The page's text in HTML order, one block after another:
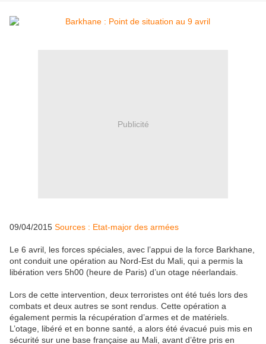
Publicité
09/04/2015 Sources : Etat-major des armées
Le 6 avril, les forces spéciales, avec l’appui de la force Barkhane,
ont conduit une opération au Nord-Est du Mali, qui a permis la
libération vers 5h00 (heure de Paris) d’un otage néerlandais.
Lors de cette intervention, deux terroristes ont été tués lors des
combats et deux autres se sont rendus. Cette opération a
également permis la récupération d’armes et de matériels.
L’otage, libéré et en bonne santé, a alors été évacué puis mis en
sécurité sur une base française au Mali, avant d’être pris en